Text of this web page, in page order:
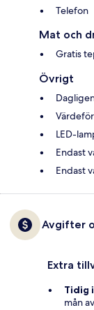
Telefon
Mat och
Gratis
Övrigt
LED-
Endast
Endast
Avgifter
Extra
Tidig
mån